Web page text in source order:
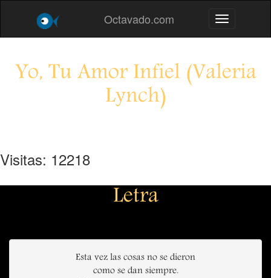
Octavado.com Toggle
Yo, Tu Amor Infiel (Valeria
Lynch)
Visitas: 12218
Letra
Esta vez las cosas no se dieron
como se dan siempre.